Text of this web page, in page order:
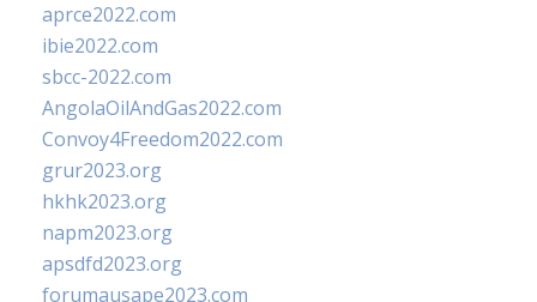
aprce2022.com
ibie2022.com
sbcc-2022.com
AngolaOilAndGas2022.com
Convoy4Freedom2022.com
grur2023.org
hkhk2023.org
napm2023.org
apsdfd2023.org
forumausape2023.com